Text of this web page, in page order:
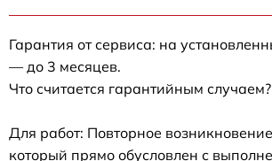
Гарантия от сервиса: на
— до 3 месяцев.
Что считается гарантийным случаем?
Для работ: Повторное
который прямо обусловлен с